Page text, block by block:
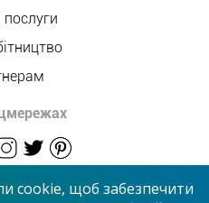
послуги
cookie, щоб забезпечити